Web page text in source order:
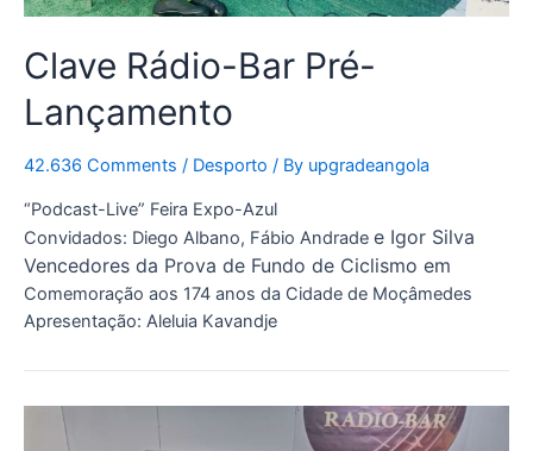
Clave Rádio-Bar Pré-
Lançamento
42.636 Comments / Desporto / By upgradeangola
“Podcast-Live” Feira Expo-Azul
Convidados: Diego Albano, Fábio Andrade e Igor Silva
Vencedores da Prova de Fundo de Ciclismo em
Comemoração aos 174 anos da Cidade de Moçâmedes
Apresentação: Aleluia Kavandje